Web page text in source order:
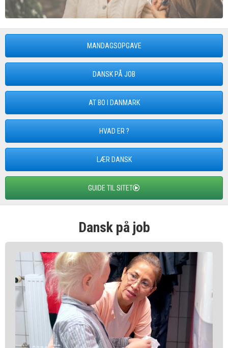
MANDAGSOPGAVE
DANSK PÅ JOB
AT BO I DANMARK
HVAD ER ?
LÆR DANSK
GUIDE TIL SITET
Dansk på job